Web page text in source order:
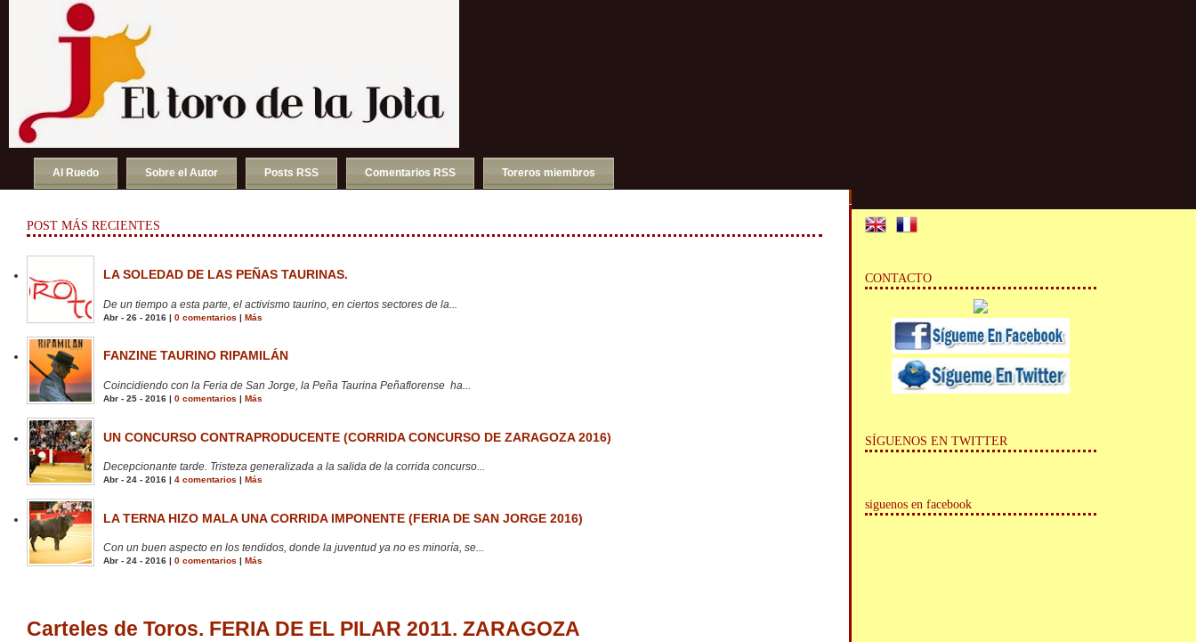
Al Ruedo Sobre el Autor Posts RSS Comentarios RSS Toreros miembros
POST MÁS RECIENTES
LA SOLEDAD DE LAS PEÑAS TAURINAS.
De un tiempo a esta parte, el activismo taurino, en ciertos sectores de la...
Abr - 26 - 2016 | 0 comentarios | Más
FANZINE TAURINO RIPAMILÁN
Coincidiendo con la Feria de San Jorge, la Peña Taurina Peñaflorense ha...
Abr - 25 - 2016 | 0 comentarios | Más
UN CONCURSO CONTRAPRODUCENTE (CORRIDA CONCURSO DE ZARAGOZA 2016)
Decepcionante tarde. Tristeza generalizada a la salida de la corrida concurso...
Abr - 24 - 2016 | 4 comentarios | Más
LA TERNA HIZO MALA UNA CORRIDA IMPONENTE (FERIA DE SAN JORGE 2016)
Con un buen aspecto en los tendidos, donde la juventud ya no es minoría, se...
Abr - 24 - 2016 | 0 comentarios Más
Carteles de Toros. FERIA DE EL PILAR 2011. ZARAGOZA
CONTACTO
SÍGUENOS EN TWITTER
siguenos en facebook